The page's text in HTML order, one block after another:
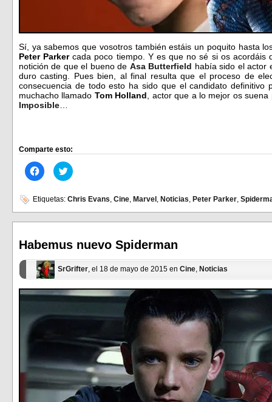
Sí, ya sabemos que vosotros también estáis un poquito hasta
Peter Parkercada poco tiempo. Y es que no sé si os acordáis
notición de que el bueno de Asa Butterfield había sido el actor
duro casting. Pues bien, al final resulta que el proceso de
consecuencia de todo esto ha sido que el candidato definitivo
muchacho llamado Tom Holland, actor que a lo mejor os
Imposible…
Comparte esto:
Haz
clic
en
Facebook
(Se
abre
ventana
nueva)
Haz
clic
en
(Se
abre
ventana
nueva)
Etiquetas: Chris Evans, Cine, Marvel , Noticias, Peter Parker,
Habemus nuevo Spiderman
SrGrifter, el 18 de mayo de 2015 en Cine, Noticias